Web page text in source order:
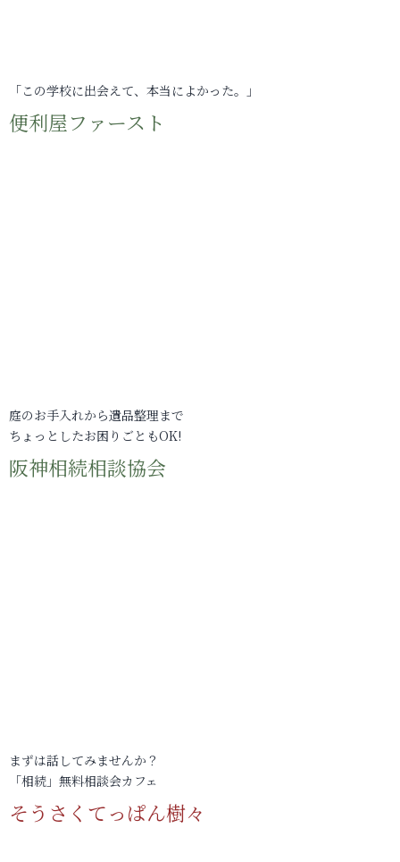
「この学校に出会えて、本当によかった。」
便利屋ファースト
庭のお手入れから遺品整理まで
ちょっとしたお困りごともOK!
阪神相続相談協会
まずは話してみませんか？
「相続」無料相談会カフェ
そうさくてっぱん樹々